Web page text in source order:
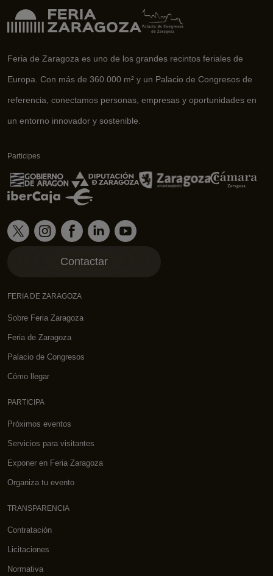
Feria de Zaragoza es uno de los grandes recintos feriales de
Europa. Con más de 360.000 m² y un Palacio de Congresos de
referencia, conectamos personas, empresas y oportunidades en
un entorno innovador y sostenible.
Participes
Contactar
FERIA DE ZARAGOZA
Sobre Feria Zaragoza
Feria de Zaragoza
Palacio de Congresos
Cómo llegar
PARTICIPA
Próximos eventos
Servicios para visitantes
Exponer en Feria Zaragoza
Organiza tu evento
TRANSPARENCIA
Contratación
Licitaciones
Normativa